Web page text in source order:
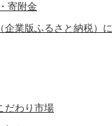
寄附金
企業版ふるさと納税）に
だわり市場